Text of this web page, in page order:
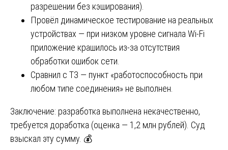
разрешении без кэширования).
Провёл динамическое тестирование на реальных
устройствах — при низком уровне сигнала Wi-Fi
приложение крашилось из-за отсутствия
обработки ошибок сети.
Сравнил с ТЗ — пункт «работоспособность при
любом типе соединения» не выполнен.
Заключение: разработка выполнена некачественно,
требуется доработка (оценка — 1,2 млн рублей). Суд
взыскал эту сумму. 💰